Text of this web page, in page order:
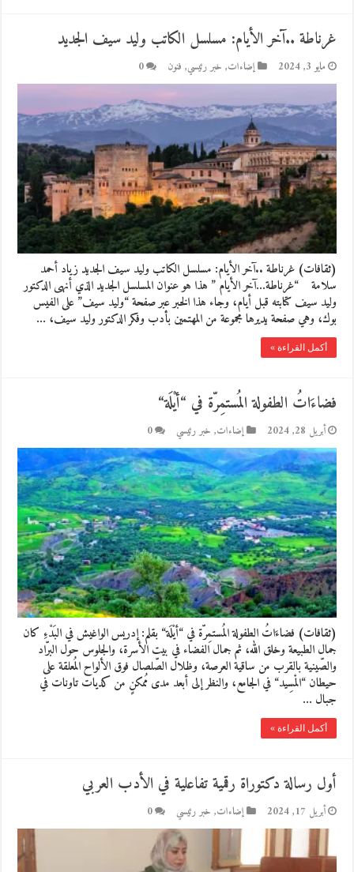
غرناطة ..آخر الأيام: مسلسل الكاتب وليد سيف الجديد
مايو 3, 2024 إضاءات, خبر رئيسي, فنون 0
(ثقافات) غرناطة ..آخر الأيام: مسلسل الكاتب وليد سيف الجديد زياد أحمد
سلامة “غرناطة…آخر الأيام ” هذا هو عنوان المسلسل الجديد الذي أنهى الدكتور
وليد سيف كتابته قبل أيام، وجاء هذا الخبر عبر صفحة “وليد سيف” على الفيس
بوك، وهي صفحة يديرها مجموعة من المهتمين بأدب وفكر الدكتور وليد سيف، …
أكمل القراءة »
فضاءَاتُ الطفولة المُستمِرّة في “أيْلَة“
أبريل 28, 2024 إضاءات, خبر رئيسي 0
(ثقافات) فضاءَاتُ الطفولة المُستمِرّة في “أيْلَة“ بقلم: إدريس الواغيش في البَدْءِ كان
جمال الطبيعة وخلق الله، ثم جمال الفضاء في بيت الأسرة، والجلوس حول البرّاد
والصّينية بالقرب من ساقية العرصة، وظلال الصّلصال فوق الألواح المُعلقة على
حيطان “المْسِيد“ في الجامع، والنظر إلى أبعد مدى مُمكنٍ من كديات تاونات في
جبال …
أكمل القراءة »
أول رسالة دكتوراة رقمية تفاعلية في الأدب العربي
أبريل 17, 2024 إضاءات, خبر رئيسي 0